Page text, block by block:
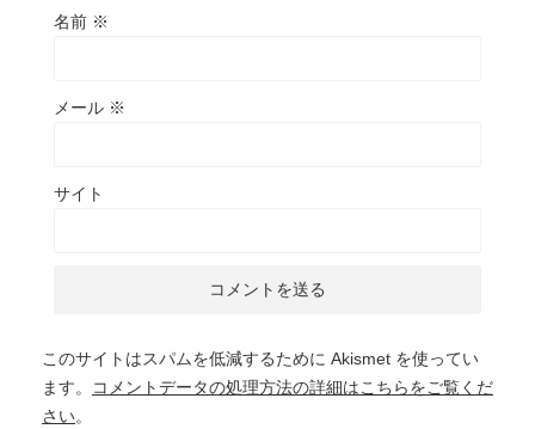
名前 ※
メール ※
サイト
このサイトはスパムを低減するために Akismet を使ってい
ます。
コメントデータの処理方法の詳細はこちらをご覧くだ
さい。